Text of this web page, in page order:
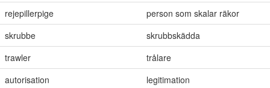
rejepillerpige
person som skalar räkor
skrubbe
skrubbskädda
trawler
trålare
autorisation
legitimation